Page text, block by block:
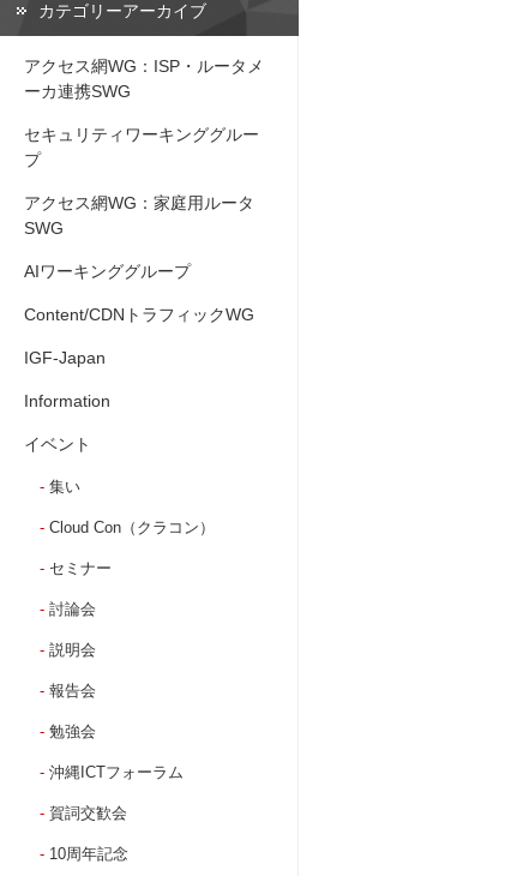
カテゴリーアーカイブ
アクセス網WG：ISP・ルータメ
ーカ連携SWG
セキュリティワーキンググルー
プ
アクセス網WG：家庭用ルータ
SWG
AIワーキンググループ
Content/CDNトラフィックWG
IGF-Japan
Information
イベント
集い
Cloud Con（クラコン）
セミナー
討論会
説明会
報告会
勉強会
沖縄ICTフォーラム
賀詞交歓会
10周年記念